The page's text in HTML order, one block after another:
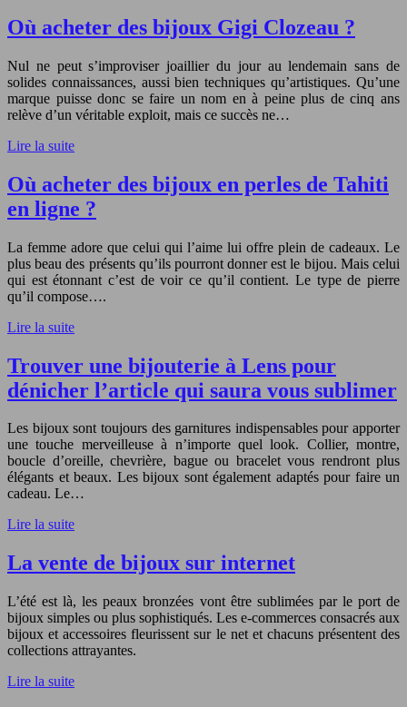
Où acheter des bijoux Gigi Clozeau ?
Nul ne peut s’improviser joaillier du jour au lendemain sans de
solides connaissances, aussi bien techniques qu’artistiques. Qu’une
marque puisse donc se faire un nom en à peine plus de cinq ans
relève d’un véritable exploit, mais ce succès ne…
Lire la suite
Où acheter des bijoux en perles de Tahiti
en ligne ?
La femme adore que celui qui l’aime lui offre plein de cadeaux. Le
plus beau des présents qu’ils pourront donner est le bijou. Mais celui
qui est étonnant c’est de voir ce qu’il contient. Le type de pierre
qu’il compose….
Lire la suite
Trouver une bijouterie à Lens pour
dénicher l’article qui saura vous sublimer
Les bijoux sont toujours des garnitures indispensables pour apporter
une touche merveilleuse à n’importe quel look. Collier, montre,
boucle d’oreille, chevrière, bague ou bracelet vous rendront plus
élégants et beaux. Les bijoux sont également adaptés pour faire un
cadeau. Le…
Lire la suite
La vente de bijoux sur internet
L’été est là, les peaux bronzées vont être sublimées par le port de
bijoux simples ou plus sophistiqués. Les e-commerces consacrés aux
bijoux et accessoires fleurissent sur le net et chacuns présentent des
collections attrayantes.
Lire la suite